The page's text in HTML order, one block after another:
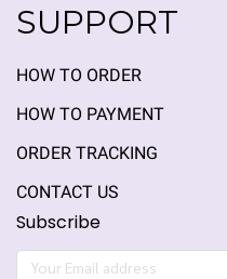
SUPPORT
HOW TO ORDER
HOW TO PAYMENT
ORDER TRACKING
CONTACT US
Subscribe